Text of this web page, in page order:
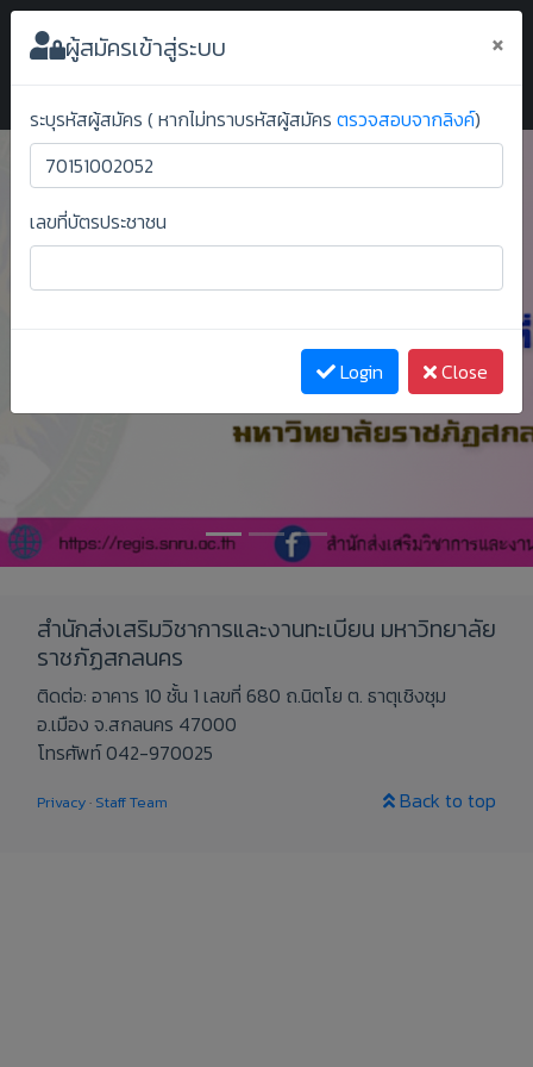
ระบบยืนยันสิทธิ์ออนไลน์ ม.ราชภัฏสกลนคร
ผู้สมัครเข้าสู่ระบบ ×
ระบุรหัสผู้สมัคร ( หากไม่ทราบรหัสผู้สมัคร ตรวจสอบจากลิงค์)
เลขที่บัตรประชาชน
Login Close Next
สำนักส่งเสริมวิชาการและงานทะเบียน มหาวิทยาลัย
ราชภัฏสกลนคร
ติดต่อ: อาคาร 10 ชั้น 1 เลขที่ 680 ถ.นิตโย ต. ธาตุเชิงชุม
อ.เมือง จ.สกลนคร 47000
โทรศัพท์ 042-970025
Back to top
Privacy· Staff Team